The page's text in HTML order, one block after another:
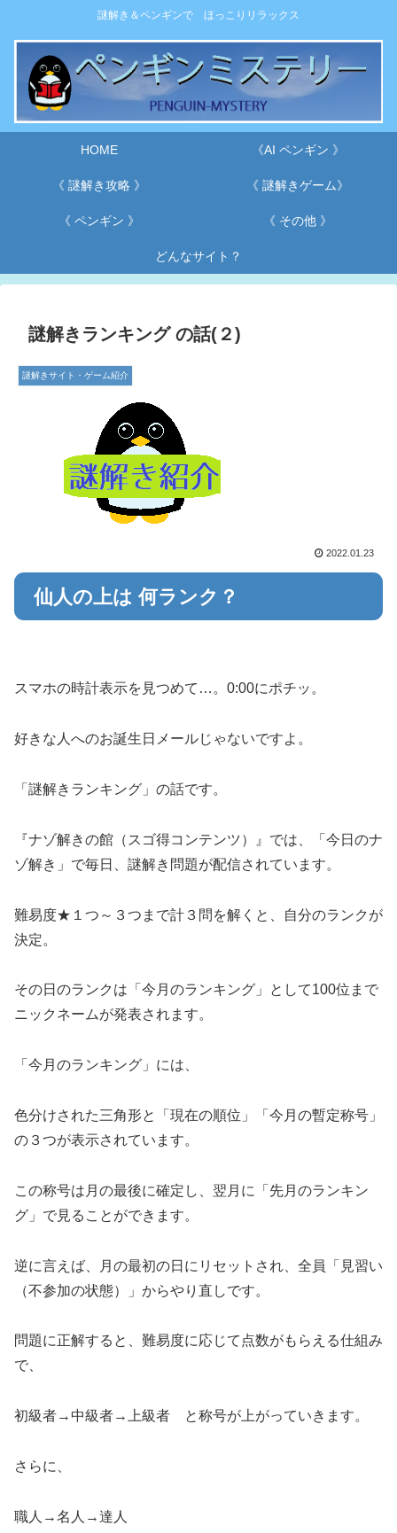
謎解き＆ペンギンで ほっこりリラックス
HOME 《AI ペンギン 》
《 謎解き攻略 》 《 謎解きゲーム》
《 ペンギン 》 《 その他 》
どんなサイト？
謎解きランキング の話(２)
謎解きサイト・ゲーム紹介
2022.01.23
仙人の上は 何ランク？
スマホの時計表示を見つめて…。0:00にポチッ。
好きな人へのお誕生日メールじゃないですよ。
「謎解きランキング」の話です。
『ナゾ解きの館（スゴ得コンテンツ）』では、「今日のナ
ゾ解き」で毎日、謎解き問題が配信されています。
難易度★１つ～３つまで計３問を解くと、自分のランクが
決定。
その日のランクは「今月のランキング」として100位まで
ニックネームが発表されます。
「今月のランキング」には、
色分けされた三角形と「現在の順位」「今月の暫定称号」
の３つが表示されています。
この称号は月の最後に確定し、翌月に「先月のランキン
グ」で見ることができます。
逆に言えば、月の最初の日にリセットされ、全員「見習い
（不参加の状態）」からやり直しです。
問題に正解すると、難易度に応じて点数がもらえる仕組み
で、
初級者→中級者→上級者 と称号が上がっていきます。
さらに、
職人→名人→達人